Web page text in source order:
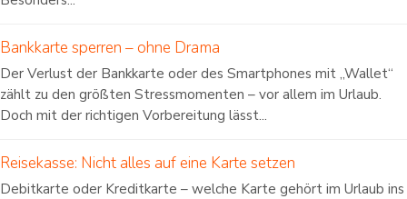
Bankkarte sperren – ohne Drama
Der Verlust der Bankkarte oder des Smartphones mit „Wallet“
zählt zu den größten Stressmomenten – vor allem im Urlaub.
Doch mit der richtigen Vorbereitung lässt...
Reisekasse: Nicht alles auf eine Karte setzen
Debitkarte oder Kreditkarte – welche Karte gehört im Urlaub ins